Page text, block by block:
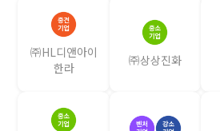
㈜HL디앤아이
한라
㈜상상진화